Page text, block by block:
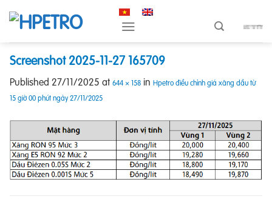
content
Screenshot 2025-11-27 165709
Published 27/11/2025 at 644 × 158 in Hpetro điều chỉnh giá xăng dầu từ
15 giờ 00 phút ngày 27/11/2025